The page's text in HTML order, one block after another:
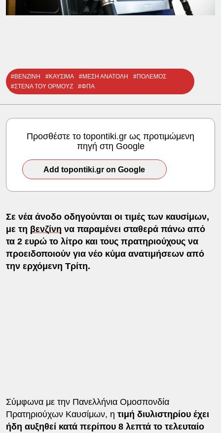
#ΒΕΝΖΙΝΗ #ΚΑΥΣΙΜΑ #ΜΕΣΗ ΑΝΑΤΟΛΗ
#ΠΟΛΕΜΟΣ
#ΣΤΕΝΑ ΤΟΥ ΟΡΜΟΥΖ
#ΦΠΑ
Προσθέστε το topontiki.gr ως προτιμώμενη
πηγή στη Google
Add topontiki.gr on Google
Σε νέα άνοδο οδηγούνται οι τιμές των καυσίμων,
με τη βενζίνη να παραμένει σταθερά πάνω από
τα 2 ευρώ το λίτρο και τους πρατηριούχους να
προειδοποιούν για νέο κύμα ανατιμήσεων από
την ερχόμενη Τρίτη.
Σύμφωνα με την Πανελλήνια Ομοσπονδία
Πρατηριούχων Καυσίμων, η τιμή διυλιστηρίου έχει
ήδη αυξηθεί κατά περίπου 8 λεπτά το τελευταίο